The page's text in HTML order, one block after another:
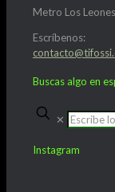
Metro Los
Escríbenos:
Buscas algo en
✕
Instagram